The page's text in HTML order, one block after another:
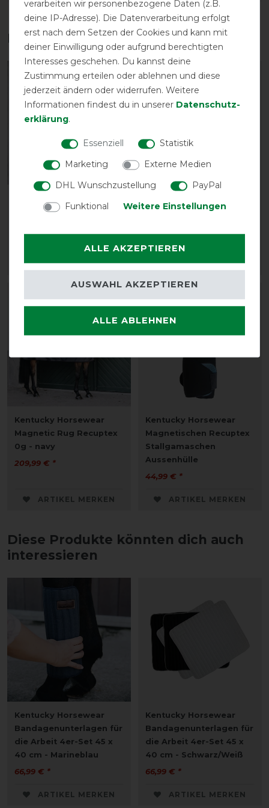
Das perfekte Zubehör für dich
Halsteil Recuptex - navy
ARTIKEL MERKEN
Magnet Stallgamaschen
ARTIKEL MERKEN
Kentucky Horsewear
Magnetic Rug Recuptex
0g - navy
209,99 € *
ARTIKEL MERKEN
Kentucky Horsewear
Magnetischen Recuptex
Stallgamaschen
Aussenhülle
44,99 € *
ARTIKEL MERKEN
Diese Produkte könnten dich auch
interessieren
Kentucky Horsewear
Bandagenunterlagen für
die Arbeit 4er-Set 45 x
40 cm - Marineblau
66,99 € *
ARTIKEL MERKEN
Kentucky Horsewear
Bandagenunterlagen für
die Arbeit 4er-Set 45 x
40 cm - Schwarz/Weiß
66,99 € *
ARTIKEL MERKEN
verarbeiten wir personenbezogene Daten (z.B.
deine IP-Adresse). Die Datenverarbeitung erfolgt
erst nach dem Setzen der Cookies und kann mit
deiner Einwilligung oder aufgrund berechtigten
Interesses geschehen. Du kannst deine
Zustimmung erteilen oder ablehnen und diese
jederzeit ändern oder widerrufen. Weitere
Informationen findest du in unserer Daten­schutz­
erklärung.
Essenziell
Statistik
Marketing
Externe Medien
DHL Wunschzustellung
PayPal
Funktional
Weitere Einstellungen
ALLE AKZEPTIEREN
ALLE ABLEHNEN
AUSWAHL AKZEPTIEREN